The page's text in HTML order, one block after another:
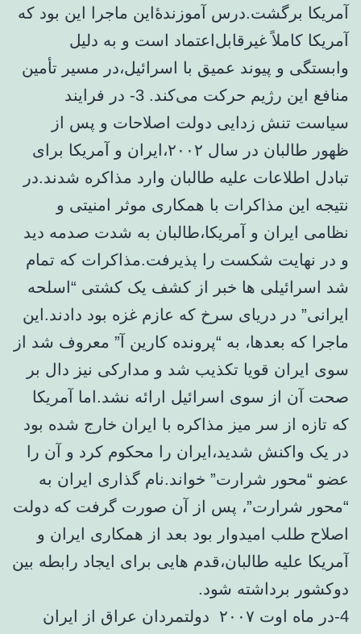
آمریکا برگشت.درس آموزندۀاین ماجرا این بود که
آمریکا کاملاً غیرقابل‌اعتماد است و به دلیل
وابستگی و پیوند عمیق با اسرائیل،در مسیر تأمین
منافع این رژیم حرکت می‌کند. 3- در فرایند
سیاست تنش زدایی دولت اصلاحات و پس از
ظهور طالبان در سال ۲۰۰۲،ایران و آمریکا برای
تبادل اطلاعات علیه طالبان وارد مذاکره شدند.در
نتیجه این مذاکرات با همکاری موثر امنیتی و
نظامی ایران و آمریکا،طالبان به شدت صدمه دید
و در نهایت شکست را پذیرفت.مذاکرات که تمام
شد اسرائیلی ها خبر از کشف یک کشتی “اسلحه
ایرانی” در دریای سرخ که عازم غزه بود دادند.این
ماجرا که بعدها، به “پرونده کارین آ” معروف شد از
سوی ایران قویا تکذیب شد و مدارکی نیز دال بر
صحت آن از سوی اسرائیل ارائه نشد.اما آمریکا
که تازه از سر میز مذاکره با ایران خارج شده بود
در یک واکنش شدید،ایران را محکوم کرد و آن را
عضو “محور شرارت” خواند.نام گذاری ایران به
“محور شرارت”، پس از آن صورت گرفت که دولت
اصلاح طلب امیدوار بود بعد از همکاری ایران و
آمریکا علیه طالبان،قدم هایی برای ایجاد رابطه بین
دوکشور برداشته شود.
4-در ماه اوت ۲۰۰۷ دولتمردان عراق از ایران